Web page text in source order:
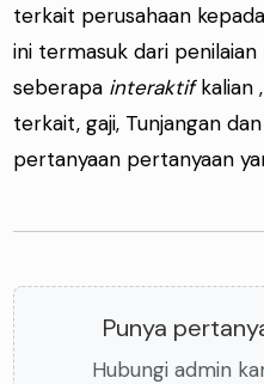
terkait perusahaan
ini termasuk dari penilaian
seberapa interaktifkalian
terkait, gaji, Tunjangan
pertanyaan pertanyaan
Punya
Hubungi admin